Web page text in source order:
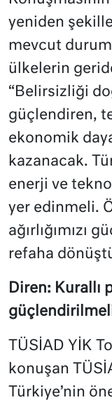
yeniden
mevcut
ülkelerin
“Belirsizliği
güçlendiren,
ekonomik
kazanacak.
enerji ve
yer edinmeli.
ağırlığımızı
refaha
Diren: Kurallı
TÜSİAD YİK
konuşan
Türkiye’nin